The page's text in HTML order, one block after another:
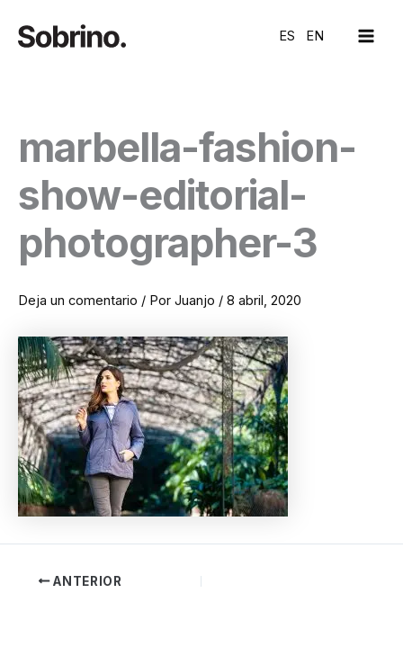
contenido
ES EN
marbella-fashion-
show-editorial-
photographer-3
Deja un comentario / Por Juanjo / 8 abril, 2020
ANTERIOR